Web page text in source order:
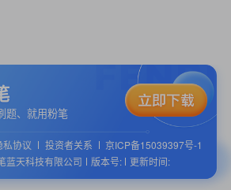
题、就用粉笔
私协议 投资者关系
京ICP备15039397号-1
蓝天科技有限公司
版本号: 更新时间: